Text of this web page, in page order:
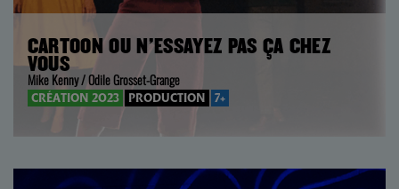
CARTOON OU N’ESSAYEZ PAS ÇA CHEZ
VOUS
Mike Kenny / Odile Grosset-Grange
CRÉATION 2023 PRODUCTION 7+